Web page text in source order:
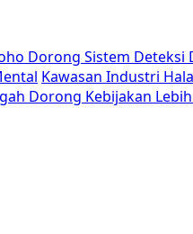
Dorong Sistem Deteksi
Kawasan Industri
Dorong Kebijakan